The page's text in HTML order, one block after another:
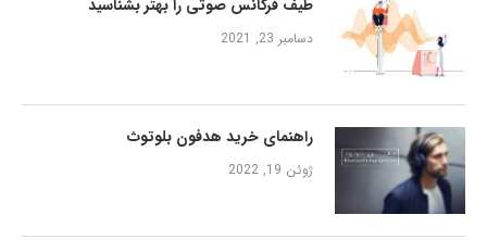
طیف فرکانس صوتی را بهتر بشناسید
دسامبر 23, 2021
راهنمای خرید هدفون بلوتوث
ژوئن 19, 2022